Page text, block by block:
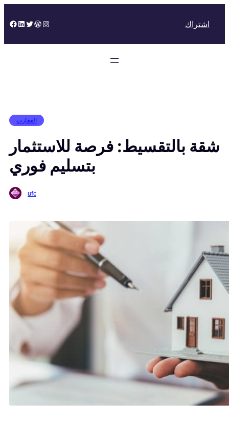
to
Facebook
LinkedIn
Twitter
WordPress
Instagram اشتراك
العقارت
شقة بالتقسيط: فرصة للاستثمار
بتسليم فوري
ufc